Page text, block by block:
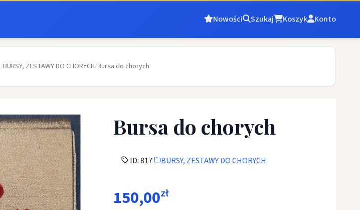
Nowości Szukaj Koszyk Konto
/BURSY, ZESTAWY DO CHORYCH/Bursa do chorych
Bursa do chorych
ID: 817 BURSY, ZESTAWY DO CHORYCH
150,00zł